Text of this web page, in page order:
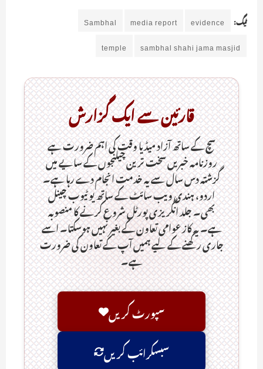
ٹیگ: evidence
media report
Sambhal
sambhal shahi jama masjid
temple
قارئین سے ایک گزارش
سچ کے ساتھ آزاد میڈیا وقت کی اہم ضرورت ہےـ
روزنامہ خبریں سخت ترین چیلنجوں کے سایے میں
گزشتہ دس سال سے یہ خدمت انجام دے رہا ہے۔
اردو، ہندی ویب سائٹ کے ساتھ یو ٹیوب چینل
بھی۔ جلد انگریزی پورٹل شروع کرنے کا منصوبہ
ہے۔ یہ کاز عوامی تعاون کے بغیر نہیں ہوسکتا۔ اسے
جاری رکھنے کے لیے ہمیں آپ کے تعاون کی ضرورت
ہے۔
سپورٹ کریں
سبسکرائب کریں